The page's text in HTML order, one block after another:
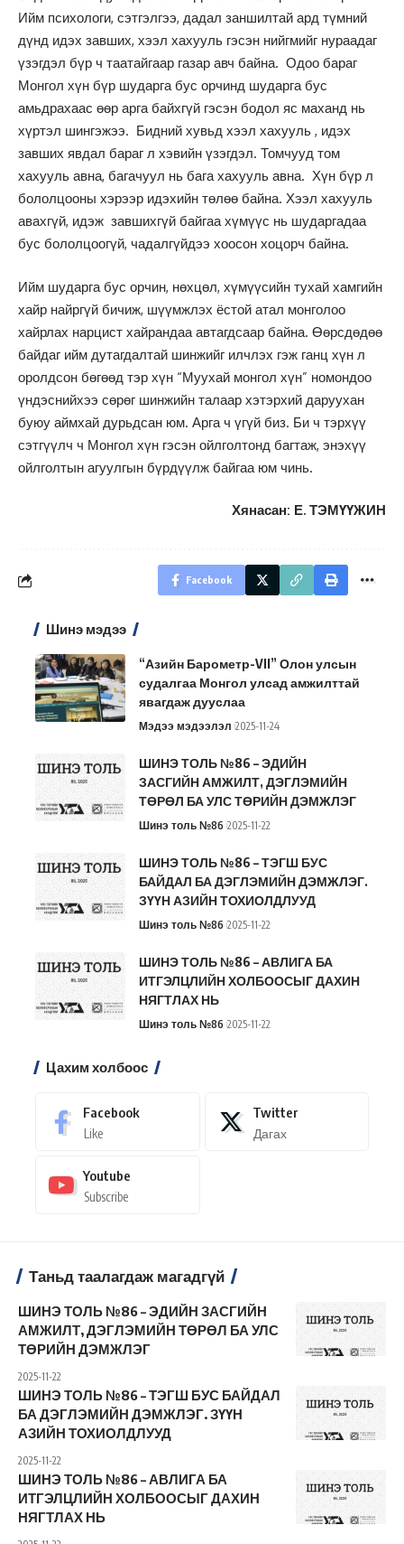
Ийм психологи, сэтгэлгээ, дадал заншилтай ард түмний
дүнд идэх завших, хээл хахууль гэсэн нийгмийг нураадаг
үзэгдэл бүр ч таатайгаар газар авч байна. Одоо бараг
Монгол хүн бүр шударга бус орчинд шударга бус
амьдрахаас өөр арга байхгүй гэсэн бодол яс маханд нь
хүртэл шингэжээ. Бидний хувьд хээл хахууль , идэх
завших явдал бараг л хэвийн үзэгдэл. Томчууд том
хахууль авна, багачуул нь бага хахууль авна. Хүн бүр л
бололцооны хэрээр идэхийн төлөө байна. Хээл хахууль
авахгүй, идэж завшихгүй байгаа хүмүүс нь шударгадаа
бус бололцоогүй, чадалгүйдээ хоосон хоцорч байна.
Ийм шударга бус орчин, нөхцөл, хүмүүсийн тухай хамгийн
хайр найргүй бичиж, шүүмжлэх ёстой атал монголоо
хайрлах нарцист хайрандаа автагдсаар байна. Өөрсдөдөө
байдаг ийм дутагдалтай шинжийг илчлэх гэж ганц хүн л
оролдсон бөгөөд тэр хүн “Муухай монгол хүн” номондоо
үндэснийхээ сөрөг шинжийн талаар хэтэрхий даруухан
буюу аймхай дурьдсан юм. Арга ч үгүй биз. Би ч тэрхүү
сэтгүүлч ч Монгол хүн гэсэн ойлголтонд багтаж, энэхүү
ойлголтын агуулгын бүрдүүлж байгаа юм чинь.
Хянасан: Е. ТЭМҮҮЖИН
Facebook
Шинэ мэдээ
“Азийн Барометр-VII” Олон улсын
судалгаа Монгол улсад амжилттай
явагдаж дууслаа
Мэдээ мэдээлэл 2025-11-24
ШИНЭ ТОЛЬ №86 – ЭДИЙН
ЗАСГИЙН АМЖИЛТ, ДЭГЛЭМИЙН
ТӨРӨЛ БА УЛС ТӨРИЙН ДЭМЖЛЭГ
Шинэ толь №86 2025-11-22
ШИНЭ ТОЛЬ №86 – ТЭГШ БУС
БАЙДАЛ БА ДЭГЛЭМИЙН ДЭМЖЛЭГ.
ЗҮҮН АЗИЙН ТОХИОЛДЛУУД
Шинэ толь №86 2025-11-22
ШИНЭ ТОЛЬ №86 – АВЛИГА БА
ИТГЭЛЦЛИЙН ХОЛБООСЫГ ДАХИН
НЯГТЛАХ НЬ
Шинэ толь №86 2025-11-22
Цахим холбоос
Facebook
Like
Twitter
Дагах
Youtube
Subscribe
Таньд таалагдаж магадгүй
ШИНЭ ТОЛЬ №86 – ЭДИЙН ЗАСГИЙН
АМЖИЛТ, ДЭГЛЭМИЙН ТӨРӨЛ БА УЛС
ТӨРИЙН ДЭМЖЛЭГ
2025-11-22
ШИНЭ ТОЛЬ №86 – ТЭГШ БУС БАЙДАЛ
БА ДЭГЛЭМИЙН ДЭМЖЛЭГ. ЗҮҮН
АЗИЙН ТОХИОЛДЛУУД
2025-11-22
ШИНЭ ТОЛЬ №86 – АВЛИГА БА
ИТГЭЛЦЛИЙН ХОЛБООСЫГ ДАХИН
НЯГТЛАХ НЬ